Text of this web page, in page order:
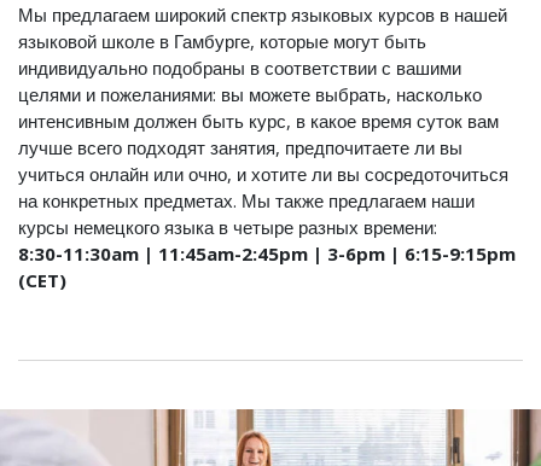
Мы предлагаем широкий спектр языковых курсов в нашей
языковой школе в Гамбурге, которые могут быть
индивидуально подобраны в соответствии с вашими
целями и пожеланиями: вы можете выбрать, насколько
интенсивным должен быть курс, в какое время суток вам
лучше всего подходят занятия, предпочитаете ли вы
учиться онлайн или очно, и хотите ли вы сосредоточиться
на конкретных предметах. Мы также предлагаем наши
курсы немецкого языка в четыре разных времени:
8:30-11:30am | 11:45am-2:45pm | 3-6pm | 6:15-9:15pm
(CET)